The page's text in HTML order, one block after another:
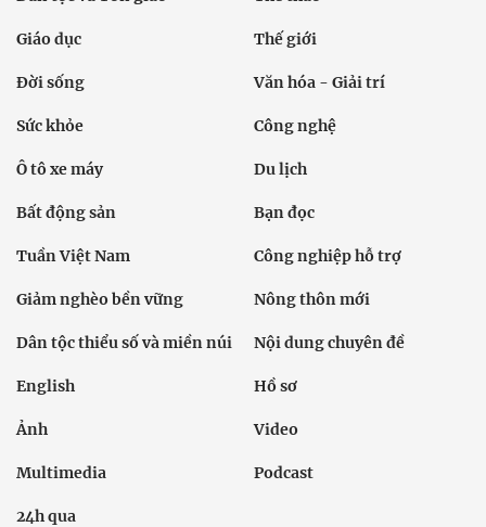
Giáo dục Thế giới
Đời sống Văn hóa - Giải trí
Sức khỏe Công nghệ
Ô tô xe máy Du lịch
Bất động sản Bạn đọc
Tuần Việt Nam Công nghiệp hỗ trợ
Giảm nghèo bền vững Nông thôn mới
Dân tộc thiểu số và miền núi Nội dung chuyên đề
English Hồ sơ
Ảnh Video
Multimedia Podcast
24h qua